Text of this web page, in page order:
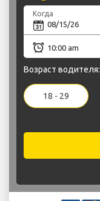
Когда
Возраст водителя:
18 - 29